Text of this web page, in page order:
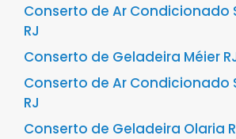
Conserto de Ar Condicionado
RJ
Conserto de Geladeira Méier
Conserto de Ar Condicionado
RJ
Conserto de Geladeira Olaria